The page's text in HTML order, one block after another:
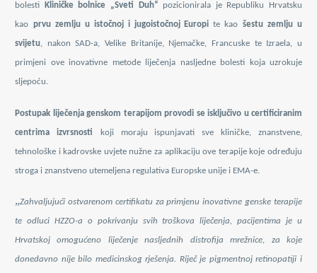
bolesti Kliničke bolnice „Sveti Duh“ pozicionirala je Republiku Hrvatsku
kao prvu zemlju u istočnoj i jugoistočnoj Europite kao šestu zemlju u
svijetu, nakon SAD-a, Velike Britanije, Njemačke, Francuske te Izraela, u
primjeni ove inovativne metode liječenja nasljedne bolesti koja uzrokuje
sljepoću.
Postupak liječenja genskom terapijom provodi se isključivo u certificiranim
centrima izvrsnosti koji moraju ispunjavati sve kliničke, znanstvene,
tehnološke i kadrovske uvjete nužne za aplikaciju ove terapije koje određuju
stroga i znanstveno utemeljena regulativa Europske unije i EMA-e.
„Zahvaljujući ostvarenom certifikatu za primjenu inovativne genske terapije
te odluci HZZO-a o pokrivanju svih troškova liječenja, pacijentima je u
Hrvatskoj omogućeno liječenje nasljednih distrofija mrežnice, za koje
donedavno nije bilo medicinskog rješenja. Riječ je pigmentnoj retinopatiji i